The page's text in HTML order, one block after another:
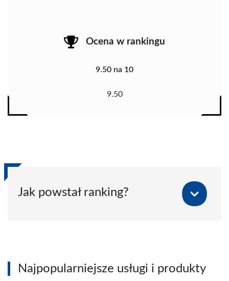
Ocena w rankingu
9.50 na 10
9.50
Jak powstał ranking?
Najpopularniejsze usługi i produkty